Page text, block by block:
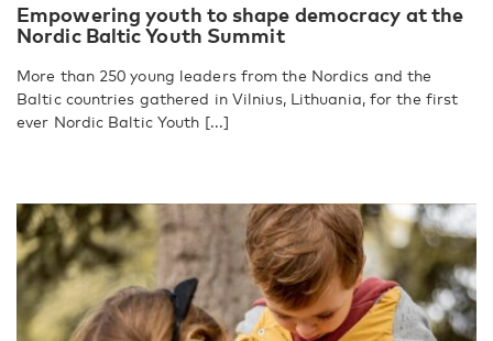
Empowering youth to shape democracy at the
Nordic Baltic Youth Summit
More than 250 young leaders from the Nordics and the
Baltic countries gathered in Vilnius, Lithuania, for the first
ever Nordic Baltic Youth [...]